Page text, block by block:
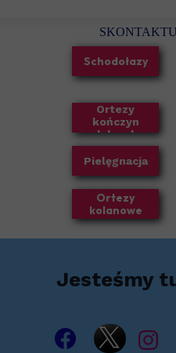
Ortezy
kolanowe
Ortezy
kończyn
dolnych
Pielęgnacja
Schodołazy
Jesteśmy